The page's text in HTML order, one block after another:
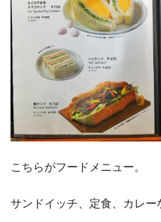
こちらがフードメニュー。
サンドイッチ、定食、カレー